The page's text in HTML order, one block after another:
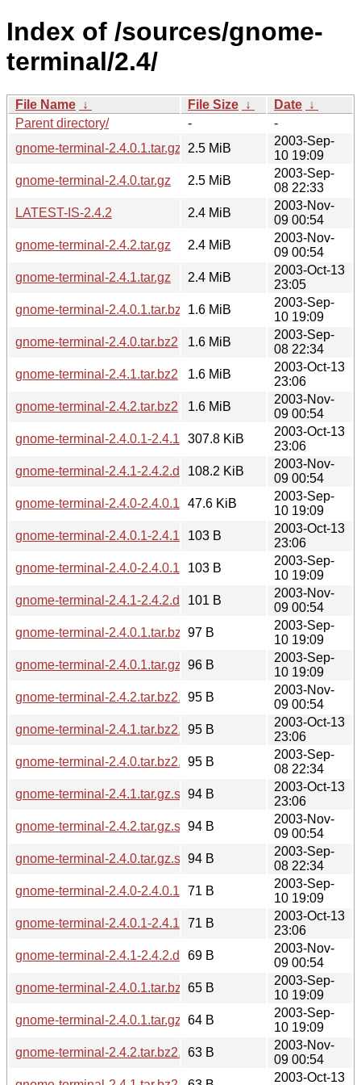
Index of /sources/gnome-
terminal/2.4/
File Name ↓ File Size ↓ Date ↓
Parent directory/
-
-
gnome-terminal-2.4.0.1.tar.gz
2.5 MiB
2003-Sep-
10 19:09
gnome-terminal-2.4.0.tar.gz
2.5 MiB
2003-Sep-
08 22:33
LATEST-IS-2.4.2
2.4 MiB
2003-Nov-
09 00:54
gnome-terminal-2.4.2.tar.gz
2.4 MiB
2003-Nov-
09 00:54
gnome-terminal-2.4.1.tar.gz
2.4 MiB
2003-Oct-13
23:05
gnome-terminal-2.4.0.1.tar.bz2 1.6 MiB
2003-Sep-
10 19:09
gnome-terminal-2.4.0.tar.bz2
1.6 MiB
2003-Sep-
08 22:34
gnome-terminal-2.4.1.tar.bz2
1.6 MiB
2003-Oct-13
23:06
gnome-terminal-2.4.2.tar.bz2
1.6 MiB
2003-Nov-
09 00:54
gnome-terminal-2.4.0.1-2.4.1.diff.gz307.8 KiB
2003-Oct-13
23:06
gnome-terminal-2.4.1-2.4.2.diff.gz108.2 KiB
2003-Nov-
09 00:54
gnome-terminal-2.4.0-2.4.0.1.diff.gz47.6 KiB
2003-Sep-
10 19:09
gnome-terminal-2.4.0.1-2.4.1.diff.gz.sha256sum
103 B
2003-Oct-13
23:06
gnome-terminal-2.4.0-2.4.0.1.diff.gz.sha256sum
103 B
2003-Sep-
10 19:09
gnome-terminal-2.4.1-2.4.2.diff.gz.sha256sum
101 B
2003-Nov-
09 00:54
gnome-terminal-2.4.0.1.tar.bz2.sha256sum
97 B
2003-Sep-
10 19:09
gnome-terminal-2.4.0.1.tar.gz.sha256sum
96 B
2003-Sep-
10 19:09
gnome-terminal-2.4.2.tar.bz2.sha256sum
95 B
2003-Nov-
09 00:54
gnome-terminal-2.4.1.tar.bz2.sha256sum
95 B
2003-Oct-13
23:06
gnome-terminal-2.4.0.tar.bz2.sha256sum
95 B
2003-Sep-
08 22:34
gnome-terminal-2.4.1.tar.gz.sha256sum
94 B
2003-Oct-13
23:06
gnome-terminal-2.4.2.tar.gz.sha256sum
94 B
2003-Nov-
09 00:54
gnome-terminal-2.4.0.tar.gz.sha256sum
94 B
2003-Sep-
08 22:34
gnome-terminal-2.4.0-2.4.0.1.diff.gz.md5
71 B
2003-Sep-
10 19:09
gnome-terminal-2.4.0.1-2.4.1.diff.gz.md5
71 B
2003-Oct-13
23:06
gnome-terminal-2.4.1-2.4.2.diff.gz.md5
69 B
2003-Nov-
09 00:54
gnome-terminal-2.4.0.1.tar.bz2.md5
65 B
2003-Sep-
10 19:09
gnome-terminal-2.4.0.1.tar.gz.md5
64 B
2003-Sep-
10 19:09
gnome-terminal-2.4.2.tar.bz2.md563 B
2003-Nov-
09 00:54
2003-Oct-13